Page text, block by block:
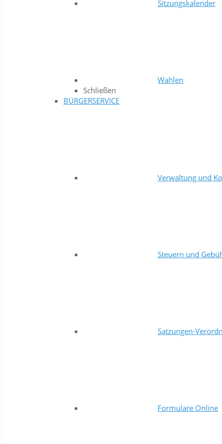
Sitzungskalender
Wahlen
Schließen
BÜRGERSERVICE
Verwaltung und
Steuern und
Satzungen-
Formulare Online